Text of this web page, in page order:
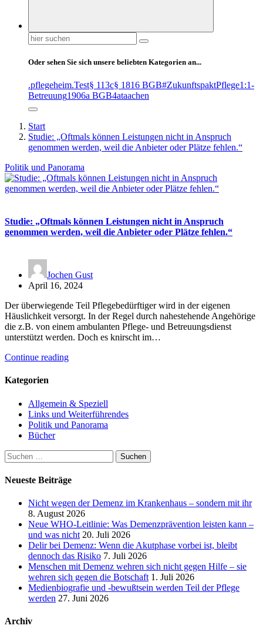
Suchen
nach:
Oder sehen Sie sich unsere beliebten Kategorien an...
.pflegeheim.Test§ 113c§ 1816 BGB#ZukunftspaktPflege1:1-
Betreuung1906a BGB4ataachen
Start
Studie: „Oftmals können Leistungen nicht in Anspruch
genommen werden, weil die Anbieter oder Plätze fehlen.“
Politik und Panorama
Studie: „Oftmals können Leistungen nicht in Anspruch
genommen werden, weil die Anbieter oder Plätze fehlen.“
Jochen Gust
April 16, 2024
Der überwiegende Teil Pflegebedürftiger wird in der eigenen
Häuslichkeit versorgt. In der Regel durch nahestehende Angehörige
die z.B. von einem ambulanten Pflege- und Betreuungsdienst
unterstützt werden. Doch es knirscht im…
Continue reading
Kategorien
Allgemein & Speziell
Links und Weiterführendes
Politik und Panorama
Bücher
Suchen
nach:
Neueste Beiträge
Nicht wegen der Demenz im Krankenhaus – sondern mit ihr
8. August 2026
Neue WHO-Leitlinie: Was Demenzprävention leisten kann –
und was nicht 20. Juli 2026
Delir bei Demenz: Wenn die Akutphase vorbei ist, bleibt
dennoch das Risiko 7. Juli 2026
Menschen mit Demenz wehren sich nicht gegen Hilfe – sie
wehren sich gegen die Botschaft 1. Juli 2026
Medienbiografie und -bewußtsein werden Teil der Pflege
werden 27. Juni 2026
Archiv